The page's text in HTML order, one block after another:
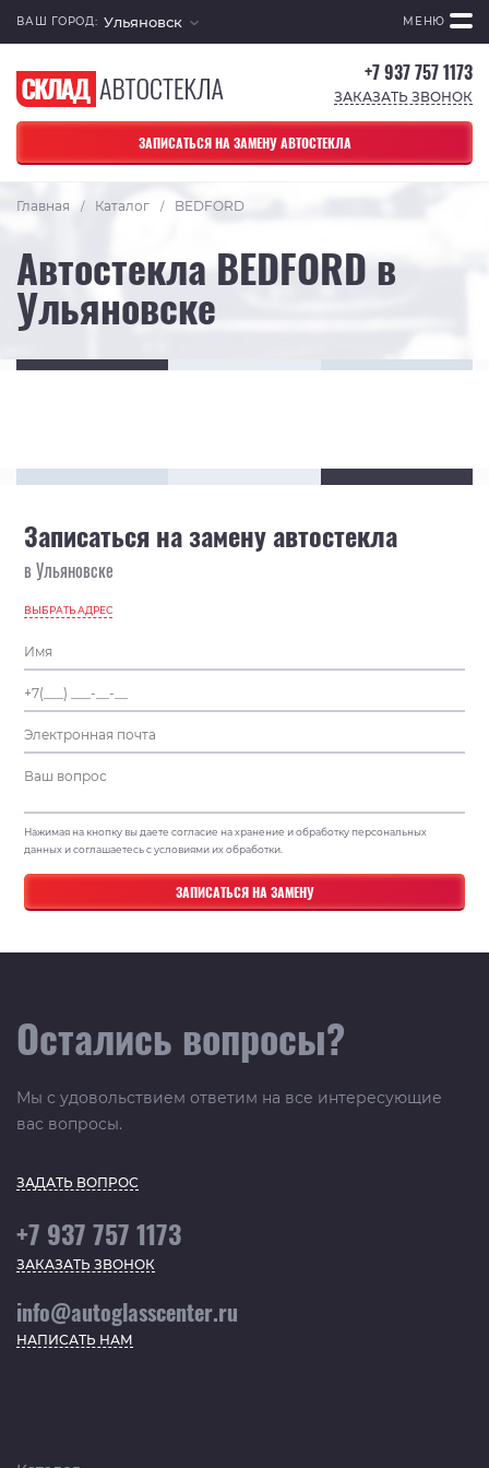
ВАШ ГОРОД: Ульяновск МЕНЮ
+7 937 757 1173
ЗАКАЗАТЬ ЗВОНОК
ЗАПИСАТЬСЯ НА ЗАМЕНУ АВТОСТЕКЛА
Главная / Каталог / BEDFORD
Автостекла BEDFORD в
Ульяновске
Записаться на замену автостекла
в Ульяновске
ВЫБРАТЬ АДРЕС
Нажимая на кнопку вы даете согласие на хранение и обработку персональных
данных и соглашаетесь с условиями их обработки.
Остались вопросы?
Мы с удовольствием ответим на все интересующие
вас вопросы.
ЗАДАТЬ ВОПРОС
+7 937 757 1173
ЗАКАЗАТЬ ЗВОНОК
info@autoglasscenter.ru
НАПИСАТЬ НАМ